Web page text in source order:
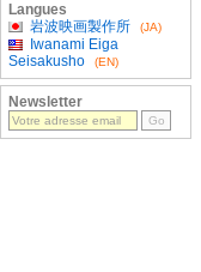
Langues
岩波映画製作所
(JA)
Iwanami Eiga
Seisakusho
(EN)
Newsletter